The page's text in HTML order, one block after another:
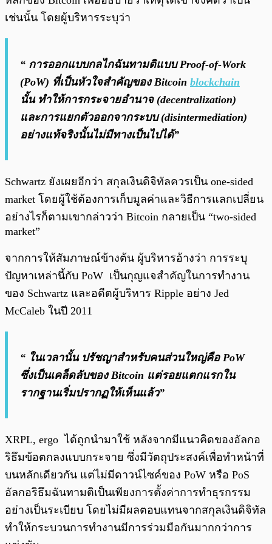
เช่นนั้น โดยผู้บริหารระบุว่า
“ การออกแบบกลไกฉันทามติแบบ Proof-of-Work
(PoW) ที่เป็นหัวใจสำคัญของ Bitcoin blockchain
นั้น ทำให้การกระจายอำนาจ (decentralization)
และการแยกตัวออกจากระบบ (disintermediation)
อย่างแท้จริงนั้นไม่มีทางเป็นไปได้”
Schwartz ยังเผยอีกว่า สกุลเงินดิจิทัลควรเป็น one-sided
market โดยผู้ใช้ต้องการเก็บมูลค่าและวิธีการแลกเปลี่ยน
อย่างไรก็ตามเขากล่าวว่า Bitcoin กลายเป็น “two-sided
market”
จากการให้สัมภาษณ์ข้างต้น ผู้บริหารอ้างว่า การระบุ
ปัญหาเหล่านี้กับ PoW เป็นกุญแจสำคัญในการทำงาน
ของ Schwartz และอดีตผู้บริหาร Ripple อย่าง Jed
McCaleb ในปี 2011
“ ในเวลานั้น ปรัชญาสำหรับคนส่วนใหญ่คือ PoW
ซึ่งเป็นเคล็ดลับของ Bitcoin แต่รอยแตกแรกใน
รากฐานเริ่มปรากฏให้เห็นแล้ว”
XRPL, ergo ได้ถูกนำมาใช้ หลังจากมีแนวคิดของอัลกอ
ริธึมข้อตกลงแบบกระจาย ซึ่งมีวัตถุประสงค์เพื่อทำหน้าที่
บนหลักเดียวกัน แต่ไม่มีดาวน์ไซค์ของ PoW หรือ PoS
อัลกอริธึมฉันทามติเป็นเพียงการตั้งค่าการทำธุรกรรม
อย่างเป็นระเบียบ โดยไม่มีผลตอบแทนจากสกุลเงินดิจิทัล
ทำให้กระบวนการทำงานมีการร่วมมือกันมากกว่าการ